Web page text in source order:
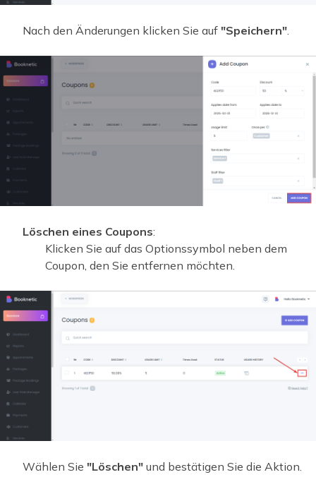
Nach den Änderungen klicken Sie auf "Speichern".
Löschen eines Coupons:
Klicken Sie auf das Optionssymbol neben dem
Coupon, den Sie entfernen möchten.
Wählen Sie "Löschen" und bestätigen Sie die Aktion.